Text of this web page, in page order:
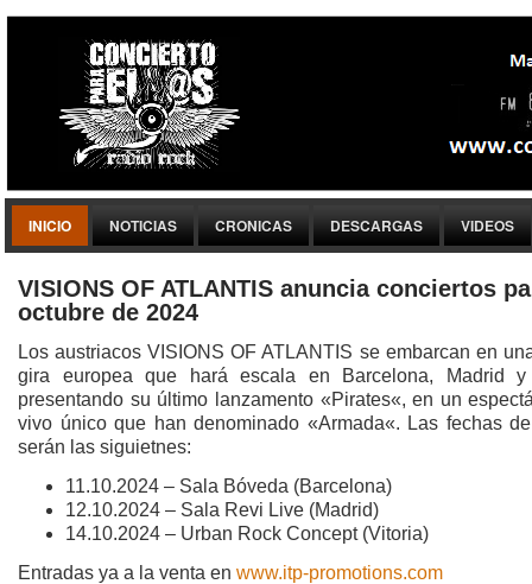
INICIO NOTICIAS CRONICAS DESCARGAS VIDEOS
VISIONS OF ATLANTIS anuncia conciertos
octubre de 2024
Los austriacos VISIONS OF ATLANTIS se embarcan en
gira europea que hará escala en Barcelona, Madrid y
presentando su último lanzamento «Pirates«, en un
vivo único que han denominado «Armada«. Las fechas
serán las siguietnes:
11.10.2024 – Sala Bóveda (Barcelona)
12.10.2024 – Sala Revi Live (Madrid)
14.10.2024 – Urban Rock Concept (Vitoria)
Entradas ya a la venta en www.itp-promotions.com